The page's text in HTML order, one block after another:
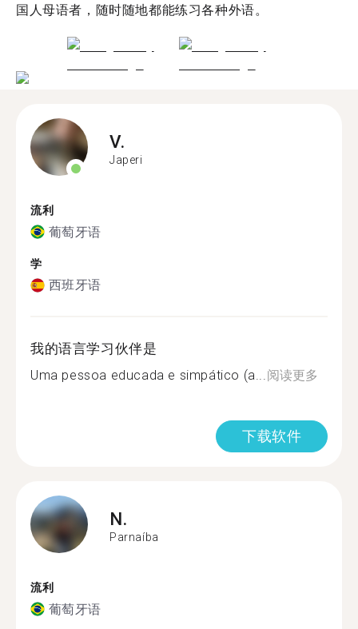
国人母语者，随时随地都能练习各种外语。
V.
Japeri
流利
葡萄牙语
学
西班牙语
我的语言学习伙伴是
Uma pessoa educada e simpático (a...阅读更多
下载软件
N.
Parnaíba
流利
葡萄牙语